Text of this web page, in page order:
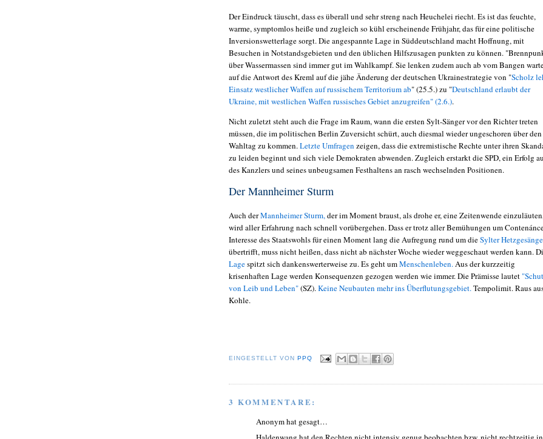
Der Eindruck täuscht, dass es überall und sehr streng nach Heuchelei riecht. Es ist das feuchte,
warme, symptomlos heiße und zugleich so kühl erscheinende Frühjahr, das für eine politische
Inversionswetterlage sorgt. Die angespannte Lage in Süddeutschland macht Hoffnung, mit
Besuchen in Notstandsgebieten und den üblichen Hilfszusagen punkten zu können.
über Wassermassen sind immer gut im Wahlkampf. Sie lenken zudem auch ab vom Bangen
auf die Antwort des Kreml auf die jähe Änderung der deutschen Ukrainestrategie von "Scholz
Einsatz westlicher Waffen auf russischem Territorium ab" (25.5.) zu "Deutschland erlaubt der
Ukraine, mit westlichen Waffen russisches Gebiet anzugreifen" (2.6.).
Nicht zuletzt steht auch die Frage im Raum, wann die ersten Sylt-Sänger vor den Richter treten
müssen, die im politischen Berlin Zuversicht schürt, auch diesmal wieder ungeschoren über den
Wahltag zu kommen. Letzte Umfragen zeigen, dass die extremistische Rechte unter ihren
zu leiden beginnt und sich viele Demokraten abwenden. Zugleich erstarkt die SPD, ein Erfolg
des Kanzlers und seines unbeugsamen Festhaltens an rasch wechselnden Positionen.
Der Mannheimer Sturm
Auch derMannheimer Sturm, der im Moment braust, als drohe er, eine Zeitenwende
wird aller Erfahrung nach schnell vorübergehen. Dass er trotz aller Bemühungen um
Interesse des Staatswohls für einen Moment lang die Aufregung rund um dieSylter Hetzgesänge
übertrifft, muss nicht heißen, dass nicht ab nächster Woche wieder weggeschaut werden kann.
Lagespitzt sich dankenswerterweise zu. Es geht umMenschenleben. Aus der kurzzeitig
krisenhaften Lage werden Konsequenzen gezogen werden wie immer. Die Prämisse lautet
von Leib und Leben"(SZ). Keine Neubauten mehr ins Überflutungsgebiet. Tempolimit. Raus
Kohle.
EINGESTELLT VON PPQ
3 KOMMENTARE:
Anonym hat gesagt…